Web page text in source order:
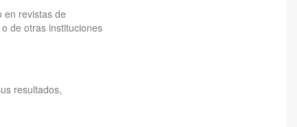
en revistas de
de otras instituciones
resultados,